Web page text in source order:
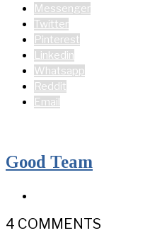
Messenger
Twitter
Pinterest
Linkedin
Whatsapp
Reddit
Email
Good Team
4 COMMENTS